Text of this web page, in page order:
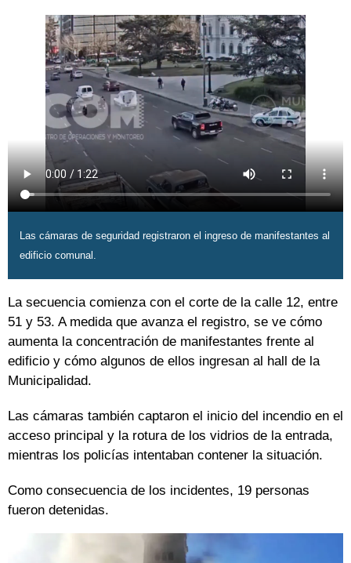
Las cámaras de seguridad registraron el ingreso de manifestantes al
edificio comunal.
La secuencia comienza con el corte de la calle 12, entre
51 y 53. A medida que avanza el registro, se ve cómo
aumenta la concentración de manifestantes frente al
edificio y cómo algunos de ellos ingresan al hall de la
Municipalidad.
Las cámaras también captaron el inicio del incendio en el
acceso principal y la rotura de los vidrios de la entrada,
mientras los policías intentaban contener la situación.
Como consecuencia de los incidentes, 19 personas
fueron detenidas.